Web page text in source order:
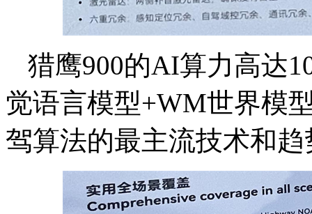
猎鹰900的AI算力高达
觉语言模型+WM世界模
驾算法的最主流技术和趋